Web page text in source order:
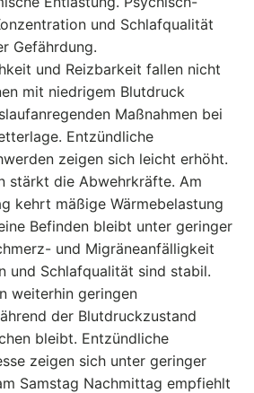
und Schlafqualität
Gefährdung.
und Reizbarkeit fallen nicht
mit niedrigem Blutdruck
Maßnahmen bei
Entzündliche
zeigen sich leicht erhöht.
stärkt die Abwehrkräfte. Am
kehrt mäßige Wärmebelastung
Befinden bleibt unter geringer
und Migräneanfälligkeit
und Schlafqualität sind stabil.
weiterhin geringen
der Blutdruckzustand
bleibt. Entzündliche
zeigen sich unter geringer
Samstag Nachmittag empfiehlt